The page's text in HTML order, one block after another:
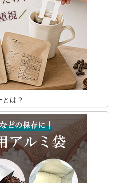
は？